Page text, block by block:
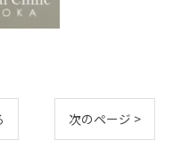
次のページ >